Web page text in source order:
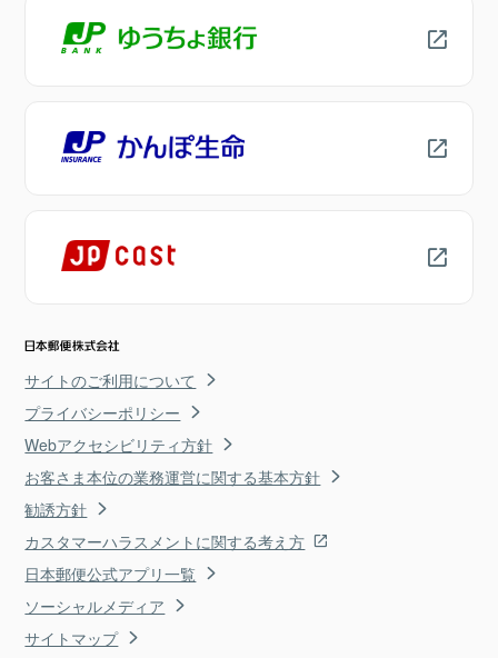
サイトのご利用について
プライバシーポリシー
Webアクセシビリティ方針
お客さま本位の業務運営に関する基本方針
勧誘方針
カスタマーハラスメントに関する考え方
日本郵便公式アプリ一覧
ソーシャルメディア
サイトマップ